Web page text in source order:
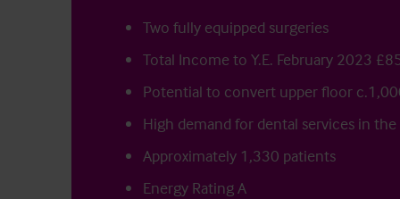
Two fully equipped surgeries
Total Income to Y.E. February 2023
Potential to convert upper floor
High demand for dental services in the
Approximately 1,330 patients
Energy Rating A